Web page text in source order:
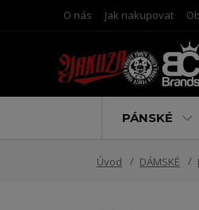
O nás Jak nakupovat
PÁNSKÉ
Úvod DÁMSKÉ